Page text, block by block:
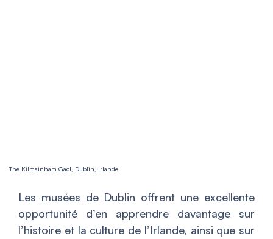
The Kilmainham Gaol, Dublin, Irlande
Les musées de Dublin offrent une excellente
opportunité d’en apprendre davantage sur
l’histoire et la culture de l’Irlande, ainsi que sur